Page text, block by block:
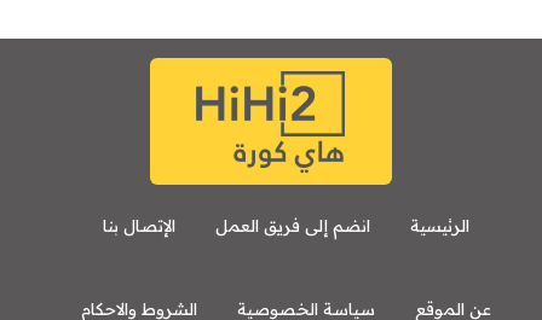
الرئيسية انضم إلى فريق العمل الإتصال بنا
عن الموقع سياسة الخصوصية الشروط والاحكام